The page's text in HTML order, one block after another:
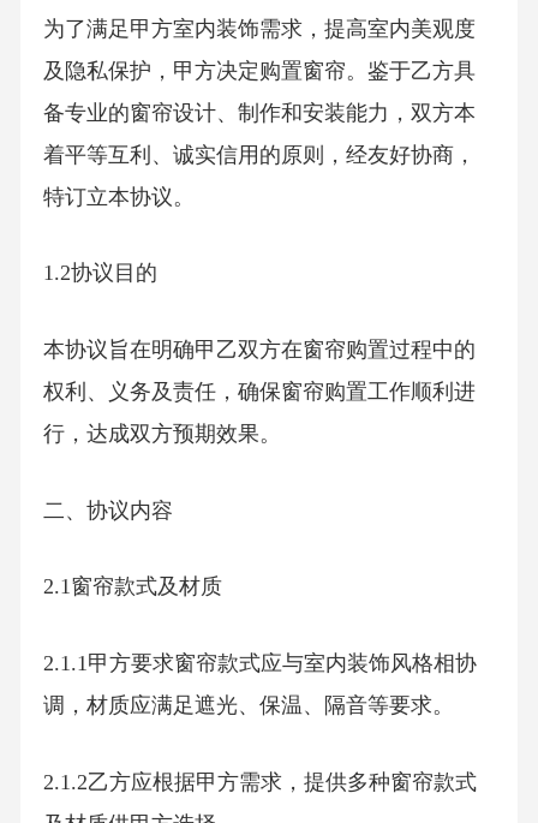
为了满足甲方室内装饰需求，提高室内美观度
及隐私保护，甲方决定购置窗帘。鉴于乙方具
备专业的窗帘设计、制作和安装能力，双方本
着平等互利、诚实信用的原则，经友好协商，
特订立本协议。
1.2协议目的
本协议旨在明确甲乙双方在窗帘购置过程中的
权利、义务及责任，确保窗帘购置工作顺利进
行，达成双方预期效果。
二、协议内容
2.1窗帘款式及材质
2.1.1甲方要求窗帘款式应与室内装饰风格相协
调，材质应满足遮光、保温、隔音等要求。
2.1.2乙方应根据甲方需求，提供多种窗帘款式